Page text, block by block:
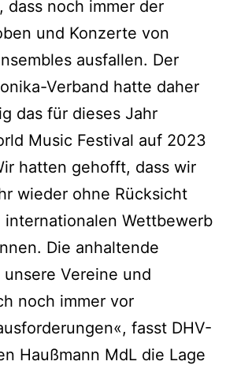
dass noch immer der
und Konzerte von
ausfallen. Der
Verband hatte daher
das für dieses Jahr
Music Festival auf 2023
hatten gehofft, dass wir
wieder ohne Rücksicht
internationalen Wettbewerb
Die anhaltende
Vereine und
noch immer vor
fasst DHV-
Haußmann MdL die Lage